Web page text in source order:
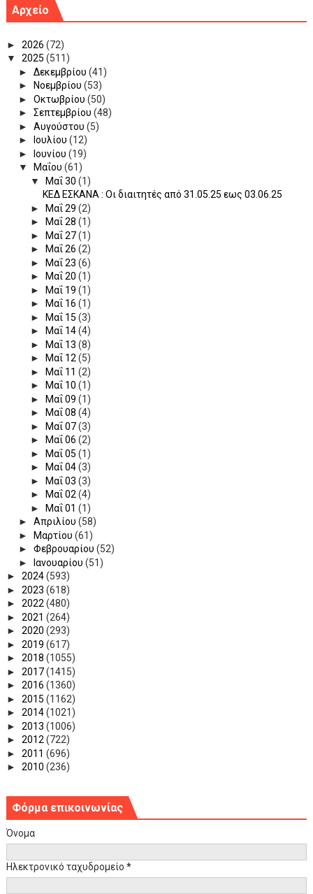
Αρχείο
► 2026 (72)
▼ 2025 (511)
► Δεκεμβρίου (41)
►
Νοεμβρίου (53)
► Οκτωβρίου (50)
► Σεπτεμβρίου (48)
► Αυγούστου (5)
►
Ιουλίου (12)
►
Ιουνίου (19)
▼
Μαΐου (61)
▼
Μαΐ 30 (1)
ΚΕΔ ΕΣΚΑΝΑ : Οι διαιτητές από 31.05.25 εως 03.06.25
►
Μαΐ 29 (2)
►
Μαΐ 28 (1)
►
Μαΐ 27(1)
►
Μαΐ 26 (2)
►
Μαΐ 23 (6)
►
Μαΐ 20 (1)
►
Μαΐ 19 (1)
►
Μαΐ 16 (1)
►
Μαΐ 15 (3)
►
Μαΐ 14(4)
►
Μαΐ 13 (8)
►
Μαΐ 12(5)
►
Μαΐ 11 (2)
►
Μαΐ 10 (1)
►
Μαΐ 09 (1)
►
Μαΐ 08 (4)
►
Μαΐ 07(3)
►
Μαΐ 06 (2)
►
Μαΐ 05 (1)
►
Μαΐ 04(3)
►
Μαΐ 03 (3)
►
Μαΐ 02(4)
►
Μαΐ 01 (1)
► Απριλίου (58)
►
Μαρτίου (61)
► Φεβρουαρίου (52)
►
Ιανουαρίου (51)
► 2024(593)
► 2023 (618)
► 2022(480)
► 2021 (264)
► 2020 (293)
► 2019 (617)
► 2018 (1055)
► 2017(1415)
► 2016 (1360)
► 2015 (1162)
► 2014(1021)
► 2013 (1006)
► 2012(722)
► 2011 (696)
► 2010 (236)
Φόρμα επικοινωνίας
Όνομα
Ηλεκτρονικό ταχυδρομείο *